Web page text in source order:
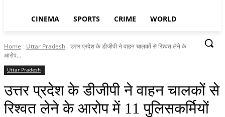
CINEMA SPORTS CRIME WORLD
Home Uttar Pradesh उत्तर प्रदेश के डीजीपी ने वाहन चालकों से रिश्वत लेने के
आरोप...
Uttar Pradesh
उत्तर प्रदेश के डीजीपी ने वाहन चालकों से
रिश्वत लेने के आरोप में 11 पुलिसकर्मियों